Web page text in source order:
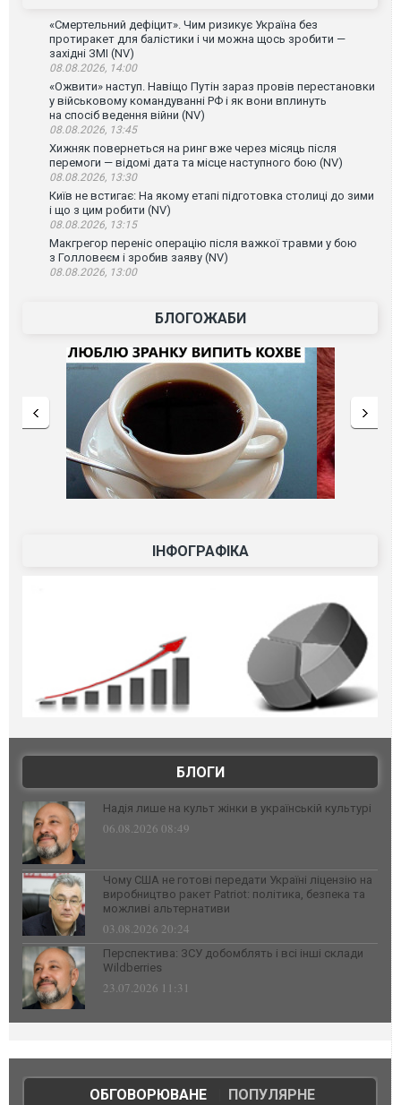
«Смертельний дефіцит». Чим ризикує Україна без
протиракет для балістики і чи можна щось зробити —
західні ЗМІ (NV)
08.08.2026, 14:00
«Ожвити» наступ. Навіщо Путін зараз провів перестановки
у військовому командуванні РФ і як вони вплинуть
на спосіб ведення війни (NV)
08.08.2026, 13:45
Хижняк повернеться на ринг вже через місяць після
перемоги — відомі дата та місце наступного бою (NV)
08.08.2026, 13:30
Київ не встигає: На якому етапі підготовка столиці до зими
і що з цим робити (NV)
08.08.2026, 13:15
Макгрегор переніс операцію після важкої травми у бою
з Голловеєм і зробив заяву (NV)
08.08.2026, 13:00
БЛОГОЖАБИ
ІНФОГРАФІКА
БЛОГИ
Надія лише на культ жінки в українській культурі
06.08.2026 08:49
Чому США не готові передати Україні ліцензію на
виробництво ракет Patriot: політика, безпека та
можливі альтернативи
03.08.2026 20:24
Перспектива: ЗСУ добомблять і всі інші склади
Wildberries
23.07.2026 11:31
ОБГОВОРЮВАНЕ| ПОПУЛЯРНЕ